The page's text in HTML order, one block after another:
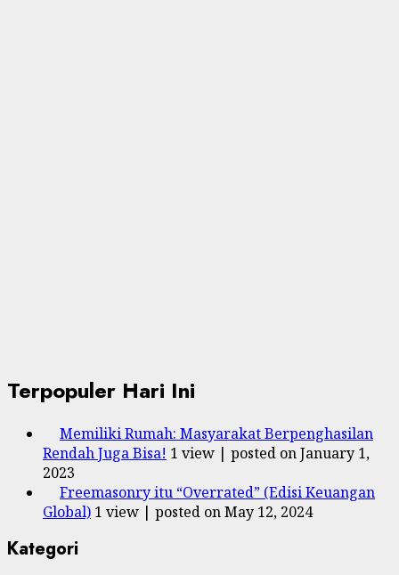
Terpopuler Hari Ini
Memiliki Rumah: Masyarakat Berpenghasilan
Rendah Juga Bisa! 1 view | posted on January 1,
2023
Freemasonry itu “Overrated” (Edisi Keuangan
Global) 1 view | posted on May 12, 2024
Kategori